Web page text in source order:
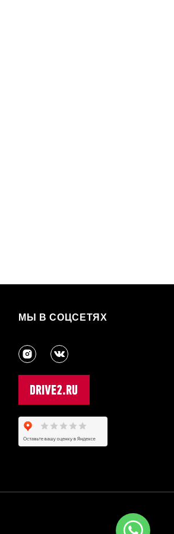
МЫ В СОЦСЕТЯХ